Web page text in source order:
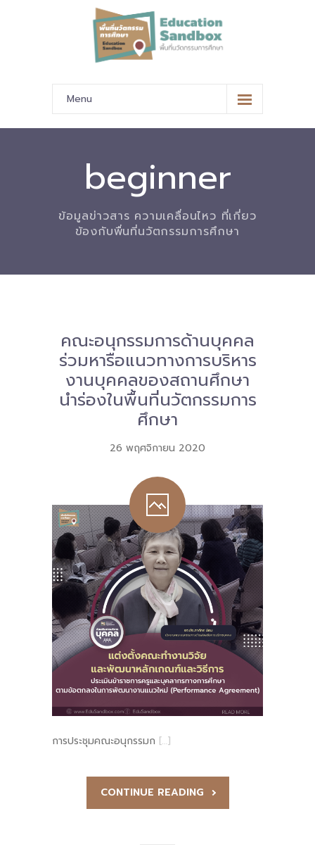
Menu
หน้าหลัก
-- มาตรฐานข้อมูลและมาตรฐานการแลกเปลี่ยนข้อมูล
-- สถานศึกษานำร่อง
-- วีดิทัศน์นำเสนอสถานศึกษานำร่อง
Download
-- หนังสือและเอกสาร
-- กฎหมาย
---- เจตนารมณ์ของ พ.ร.บ.
---- พ.ร.บ. และอนุบัญญัติ
---- พ.ร.ฎ. ขยายเวลาใช้บังคับ พ.ร.บ.พื้นที่นวัตกรรมการ
ศึกษา พ.ศ. 252 พ.ศ. 2569
---- รายงานการประเมินผลสัมฤทธิ์ พ.ร.บ.พื้นที่นวัตกรรม
การศึกษา พ.ศ. 2562
---- รับฟังความคิดเห็นร่าง พ.ร.ฎ. ฯ
---- รายงานการวิเคราะห์ผลกระทบที่อาจเกิดขึ้นจากกฎ
หมายฯ
-- รายงานคณะผู้ประเมินอิสระ
---- รอบประเมิน (พ.ศ. 2562-2564)
-- รายงานประจำปี
---- ปีการศึกษา 2564
---- ปีการศึกษา 2567
beginner
ข้อมูลข่าวสาร ความเคลื่อนไหว ที่เกี่ยว
ข้องกับพื่นที่นวัตกรรมการศึกษา
คณะอนุกรรมการด้านบุคคล
ร่วมหารือแนวทางการบริหาร
งานบุคคลของสถานศึกษา
นำร่องในพื้นที่นวัตกรรมการ
ศึกษา
26 พฤศจิกายน 2020
การประชุมคณะอนุกรรมก […]
CONTINUE READING